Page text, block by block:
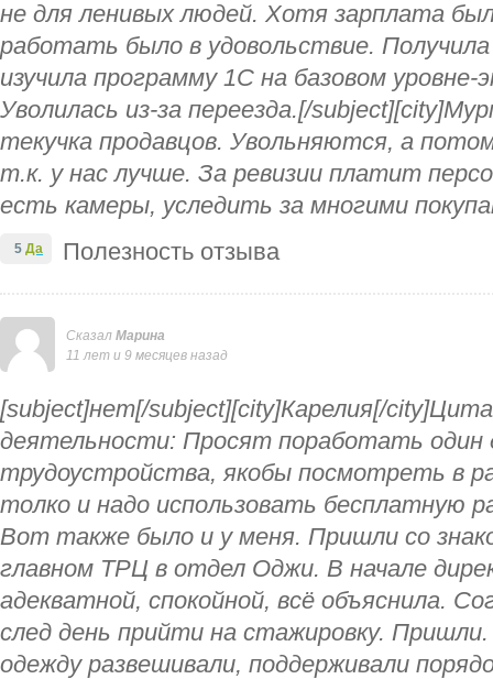
не для ленивых людей. Хотя зарплата
работать было в удовольствие.
изучила программу 1С на базовом уровне-
Уволилась из-за переезда.[/
текучка продавцов. Увольняются, а
т.к. у нас лучше. За ревизии платит
есть камеры, уследить за многими
Полезность отзыва
5 Да
Сказал Марина
11 лет и 9 месяцев назад
[subject]нет[/subject][city]Карелия[/
деятельности: Просят поработать один
трудоустройства, якобы посмотреть в
толко и надо использовать бесплатную
Вот также было и у меня. Пришли со
главном ТРЦ в отдел Оджи. В начале
адекватной, спокойной, всё объяснила.
след день прийти на стажировку. Пришли.
одежду развешивали, поддерживали